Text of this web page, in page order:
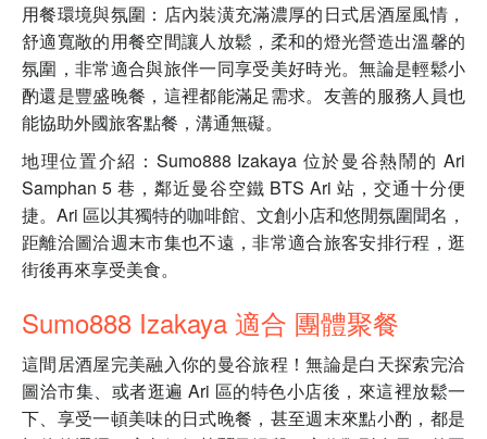
用餐環境與氛圍：店內裝潢充滿濃厚的日式居酒屋風情，
舒適寬敞的用餐空間讓人放鬆，柔和的燈光營造出溫馨的
氛圍，非常適合與旅伴一同享受美好時光。無論是輕鬆小
酌還是豐盛晚餐，這裡都能滿足需求。友善的服務人員也
能協助外國旅客點餐，溝通無礙。
地理位置介紹：Sumo888 Izakaya 位於曼谷熱鬧的 Ari
Samphan 5 巷，鄰近曼谷空鐵 BTS Ari 站，交通十分便
捷。Ari 區以其獨特的咖啡館、文創小店和悠閒氛圍聞名，
距離洽圖洽週末市集也不遠，非常適合旅客安排行程，逛
街後再來享受美食。
Sumo888 Izakaya 適合 團體聚餐
這間居酒屋完美融入你的曼谷旅程！無論是白天探索完洽
圖洽市集、或者逛遍 Ari 區的特色小店後，來這裡放鬆一
下、享受一頓美味的日式晚餐，甚至週末來點小酌，都是